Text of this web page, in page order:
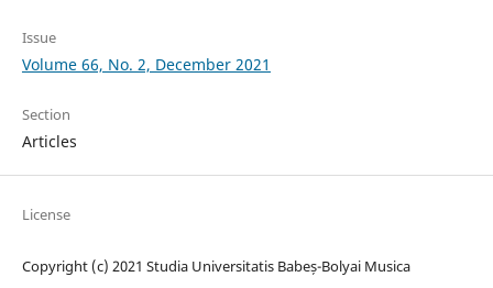
Issue
Volume 66, No. 2, December 2021
Section
Articles
License
Copyright (c) 2021 Studia Universitatis Babeș-Bolyai Musica